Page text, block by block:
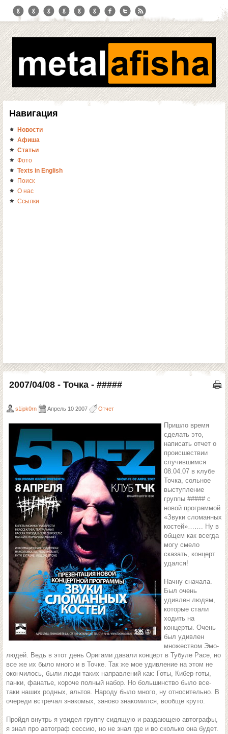
Навигация
Новости
Афиша
Статьи
Фото
Texts in English
Поиск
О нас
Ссылки
2007/04/08 - Точка - #####
s1ipk0rn Апрель 10 2007 Отчет
Пришло время
сделать это,
написать отчет о
происшествии
случившимся
08.04.07 в клубе
Точка, сольное
выступление
группы ##### с
новой программой
«Звуки сломанных
костей»……. Ну в
общем как всегда
могу смело
сказать, концерт
удался!
Начну сначала.
Был очень
удивлен людям,
которые стали
ходить на
концерты. Очень
был удивлен
множеством Эмо-
людей. Ведь в этот день Оригами давали концерт в Тубуле Расе, но
все же их было много и в Точке. Так же мое удивление на этом не
окончилось, были люди таких направлений как: Готы, Кибер-готы,
панки, фанатье, короче полный набор. Но большинство было все-
таки наших родных, альтов. Народу было много, ну относительно. В
очереди встречал знакомых, заново знакомился, вообще круто.
Пройдя внутрь я увидел группу сидящую и раздающею автографы,
я знал про автограф сессию, но не знал где и во сколько она будет.